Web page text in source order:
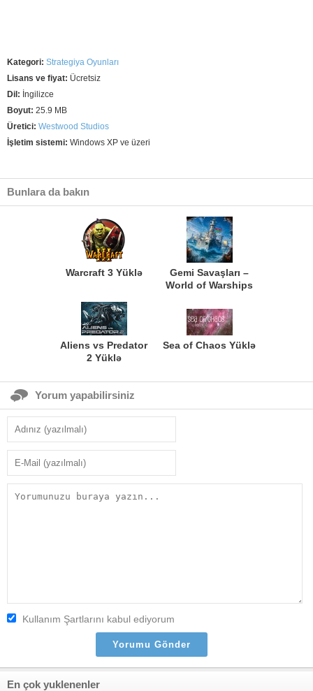
Kategori: Strategiya Oyunları
Lisans ve fiyat: Ücretsiz
Dil: İngilizce
Boyut: 25.9 MB
Üretici: Westwood Studios
İşletim sistemi: Windows XP ve üzeri
Bunlara da bakın
Warcraft 3 Yüklə
Gemi Savaşları –
World of Warships
Aliens vs Predator
2 Yüklə
Sea of Chaos Yüklə
Yorum yapabilirsiniz
Kullanım Şartlarını kabul ediyorum
En çok yuklenenler